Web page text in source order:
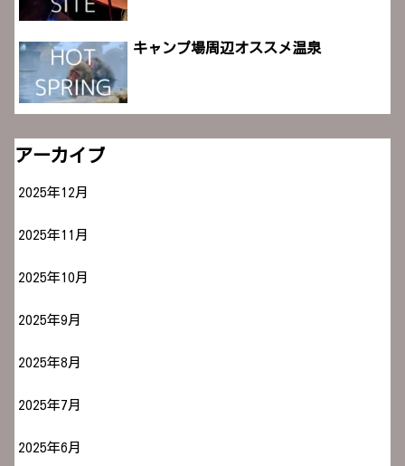
キャンプ場周辺オススメ温泉
アーカイブ
2025年12月
2025年11月
2025年10月
2025年9月
2025年8月
2025年7月
2025年6月